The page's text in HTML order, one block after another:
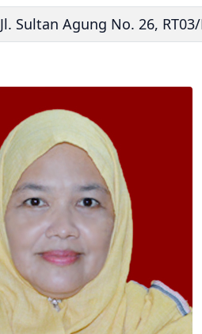
Jl. Sultan Agung No. 26,